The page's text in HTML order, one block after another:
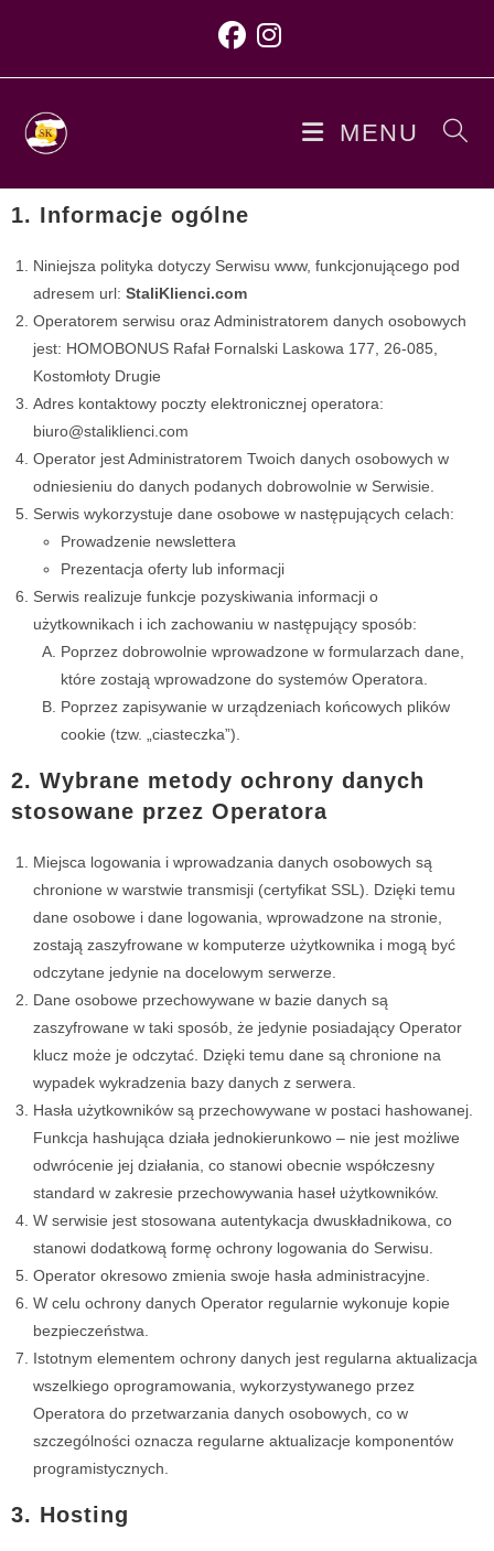
MENU
1. Informacje ogólne
Niniejsza polityka dotyczy Serwisu www, funkcjonującego pod
adresem url: StaliKlienci.com
Operatorem serwisu oraz Administratorem danych osobowych
jest: HOMOBONUS Rafał Fornalski Laskowa 177, 26-085,
Kostomłoty Drugie
Adres kontaktowy poczty elektronicznej operatora:
biuro@staliklienci.com
Operator jest Administratorem Twoich danych osobowych w
odniesieniu do danych podanych dobrowolnie w Serwisie.
Serwis wykorzystuje dane osobowe w następujących celach:
Prowadzenie newslettera
Prezentacja oferty lub informacji
Serwis realizuje funkcje pozyskiwania informacji o
użytkownikach i ich zachowaniu w następujący sposób:
Poprzez dobrowolnie wprowadzone w formularzach dane,
które zostają wprowadzone do systemów Operatora.
Poprzez zapisywanie w urządzeniach końcowych plików
cookie (tzw. „ciasteczka”).
2. Wybrane metody ochrony danych
stosowane przez Operatora
Miejsca logowania i wprowadzania danych osobowych są
chronione w warstwie transmisji (certyfikat SSL). Dzięki temu
dane osobowe i dane logowania, wprowadzone na stronie,
zostają zaszyfrowane w komputerze użytkownika i mogą być
odczytane jedynie na docelowym serwerze.
Dane osobowe przechowywane w bazie danych są
zaszyfrowane w taki sposób, że jedynie posiadający Operator
klucz może je odczytać. Dzięki temu dane są chronione na
wypadek wykradzenia bazy danych z serwera.
Hasła użytkowników są przechowywane w postaci hashowanej.
Funkcja hashująca działa jednokierunkowo – nie jest możliwe
odwrócenie jej działania, co stanowi obecnie współczesny
standard w zakresie przechowywania haseł użytkowników.
W serwisie jest stosowana autentykacja dwuskładnikowa, co
stanowi dodatkową formę ochrony logowania do Serwisu.
Operator okresowo zmienia swoje hasła administracyjne.
W celu ochrony danych Operator regularnie wykonuje kopie
bezpieczeństwa.
Istotnym elementem ochrony danych jest regularna aktualizacja
wszelkiego oprogramowania, wykorzystywanego przez
Operatora do przetwarzania danych osobowych, co w
szczególności oznacza regularne aktualizacje komponentów
programistycznych.
3. Hosting